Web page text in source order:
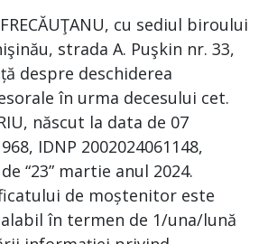
cu sediul biroului
strada A. Puşkin nr. 33,
despre deschiderea
în urma decesului cet.
născut la data de 07
IDNP 2002024061148,
“23” martie anul 2024.
de moștenitor este
în termen de 1/una/lună